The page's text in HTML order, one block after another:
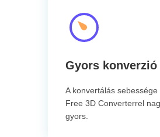
Gyors konverzió
A konvertálás sebessége
Free 3D Converterrel
gyors.